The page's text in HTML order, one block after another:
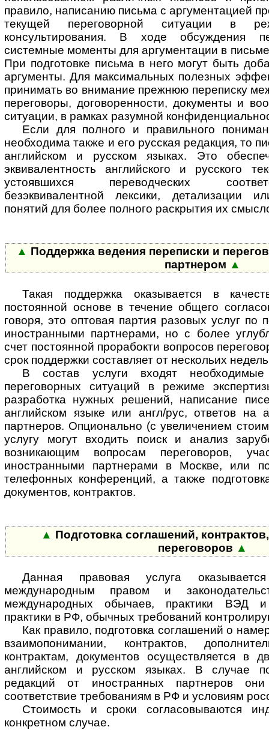
правило, написанию письма с аргументацией
текущей переговорной ситуации в
консультирования. В ходе обсуждения
системные моменты для аргументации в
При подготовке письма в него могут быть
аргументы. Для максимальных полезных
принимать во внимание прежнюю переписку
переговоры, договоренности, документы и
ситуации, в рамках разумной
Если для полного и правильного
необходима также и его русская редакция, то
английском и русском языках. Это
эквивалентность английского и русского
устоявшихся переводческих
безэквивалентной лексики, детализации
понятий для более полного раскрытия их
▲ Поддержка ведения переписки и
партнером ▲
Такая поддержка оказывается в
постоянной основе в течение общего
говоря, это оптовая партия разовых услуг по
иностранными партнерами, но с более
счет постоянной прорабокти вопросов
срок поддержки составляет от нескольих
В состав услуги входят
переговорных ситуаций в режиме
разработка нужных решений, написание
английском языке или англ/рус, ответов на
партнеров. Опционально (с увеличением
услугу могут входить поиск и анализ
возникающим вопросам переговоров,
иностранными партнерами в Москве, или
телефонных конференций, а также
документов, контрактов.
▲ Подготовка соглашений,
переговоров ▲
Данная правовая услуга
международным правом и
международных обычаев, практики ВЭД и
практики в РФ, обычных требований
Как правило, подготовка соглашений о
взаимопонимании, контрактов,
контрактам, документов осуществляется в
английском и русском языках. В случае
редакций от иностранных партнеров
соответствие требованиям в РФ и условиям
Стоимость и сроки согласовываются
конкретном случае.